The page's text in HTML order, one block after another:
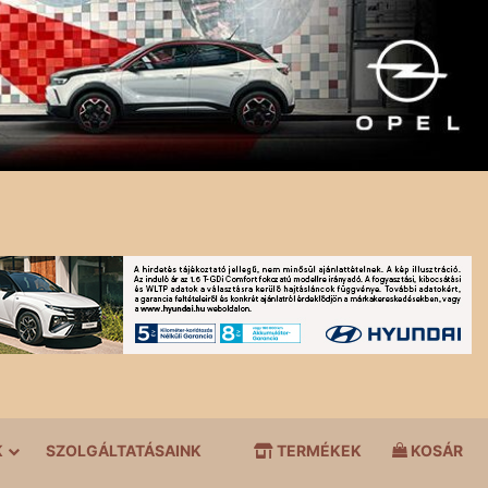
SZOLGÁLTATÁSAINK TERMÉKEK KOSÁR